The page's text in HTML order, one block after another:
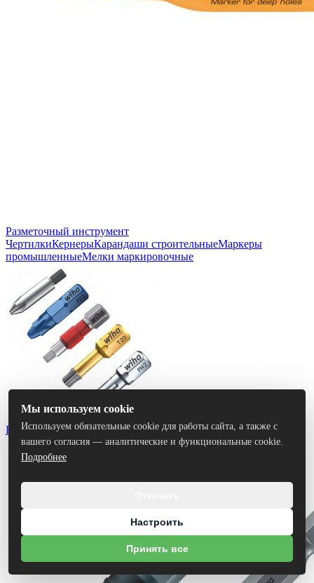
Разметочный инструмент
ЧертилкиКернерыКарандаши строительныеМаркеры
промышленныеМелки маркировочные
Биты
Мы используем cookie
Используем обязательные cookie для работы сайта, а также с
вашего согласия — аналитические и функциональные cookie.
Подробнее
Настроить
Принять все